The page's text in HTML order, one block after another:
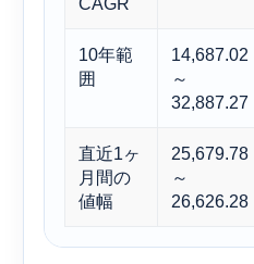
10年範
囲
14,687.02
～
32,887.27
直近1ヶ
月間の
値幅
25,679.78
～
26,626.28